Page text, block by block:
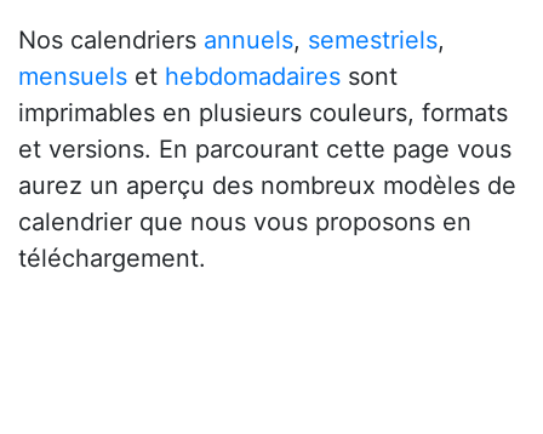
Nos calendriers annuels, semestriels,
mensuels et hebdomadaires sont
imprimables en plusieurs couleurs, formats
et versions. En parcourant cette page vous
aurez un aperçu des nombreux modèles de
calendrier que nous vous proposons en
téléchargement.